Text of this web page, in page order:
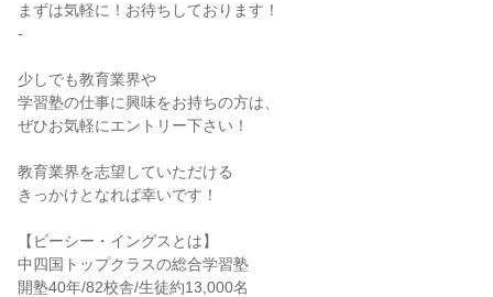
まずは気軽に！お待ちしております！
-
少しでも教育業界や
学習塾の仕事に興味をお持ちの方は、
ぜひお気軽にエントリー下さい！
教育業界を志望していただける
きっかけとなれば幸いです！
【ビーシー・イングスとは】
中四国トップクラスの総合学習塾
開塾40年/82校舎/生徒約13,000名